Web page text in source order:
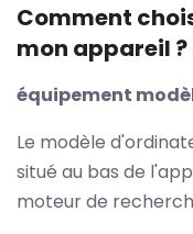
Comment
mon appareil ?
équipement
Le modèle
situé au bas de
moteur de